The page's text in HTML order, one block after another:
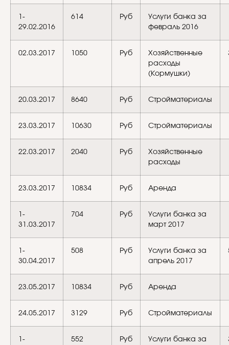
1-
29.02.2016
614 Руб
Услуги банка за
февраль 2016
02.03.2017 1050 Руб
Хозяйственные
расходы
(Кормушки)
20.03.2017 8640 Руб Стройматериалы
23.03.2017 10630 Руб Стройматериалы
22.03.2017 2040 Руб
Хозяйственные
расходы
23.03.2017 10834 Руб Аренда
1-
31.03.2017
704 Руб
Услуги банка за
март 2017
1-
30.04.2017
508 Руб
Услуги банка за
апрель 2017
23.05.2017 10834 Руб Аренда
24.05.2017 3129 Руб Стройматериалы
1-
552 Руб
Услуги банка за